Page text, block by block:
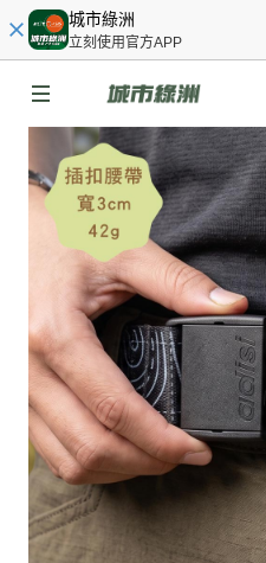
城市綠洲
立刻使用官方APP